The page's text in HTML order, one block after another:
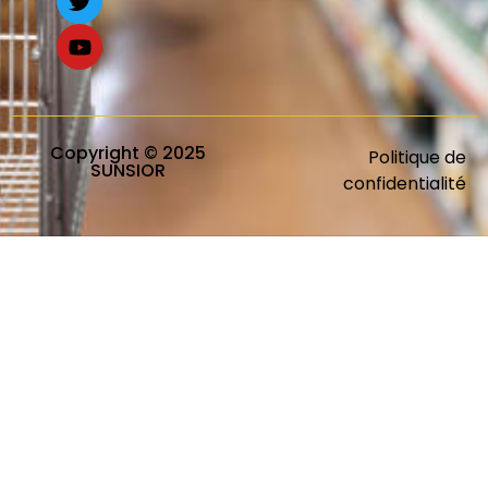
Copyright © 2025
SUNSIOR
Politique de
confidentialité